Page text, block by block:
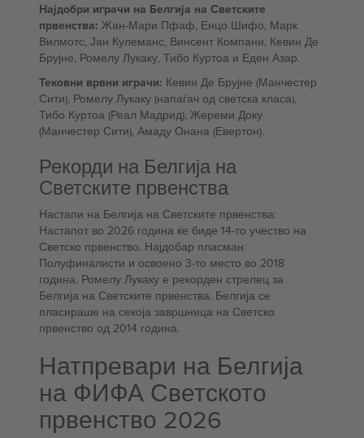
Најдобри играчи на Белгија на Светските
првенства: Жан-Мари Пфаф, Енцо Шифо, Марк
Вилмотс, Јан Кулеманс, Винсент Компани, Кевин Де
Брујне, Ромелу Лукаку, Тибо Куртоа и Еден Азар.
Тековни врвни играчи: Кевин Де Брујне (Манчестер
Сити), Ромелу Лукаку (напаѓач од светска класа),
Тибо Куртоа (Реал Мадрид), Жереми Доку
(Манчестер Сити), Амаду Онана (Евертон).
Рекорди на Белгија на
Светските првенства
Настапи на Белгија на Светските првенства:
Настапот во 2026 година ќе биде 14-то учество на
Светско првенство. Најдобар пласман:
Полуфиналисти и освоено 3-то место во 2018
година. Ромелу Лукаку е рекорден стрелец за
Белгија на Светските првенства. Белгија се
пласираше на секоја завршница на Светско
првенство од 2014 година.
Натпревари на Белгија
на ФИФА Светското
првенство 2026